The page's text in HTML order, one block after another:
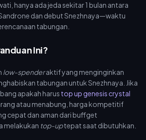
hanya ada jeda sekitar 1 bulan antara
dan debut Snezhnaya—waktu
tabungan.
Ini?
low-spenderaktif yang menginginkan
tabungan untuk Snezhnaya. Jika
apakah harus top up genesis crystal
atau menabung, harga kompetitif
cepat dan aman dari buffget
melakukan top-uptepat saat dibutuhkan.